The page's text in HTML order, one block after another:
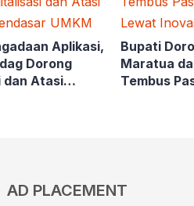
Aplikasi,
Dorong
dan Atasi
Bupati
Maratua
Tembus
AD PLACEMENT